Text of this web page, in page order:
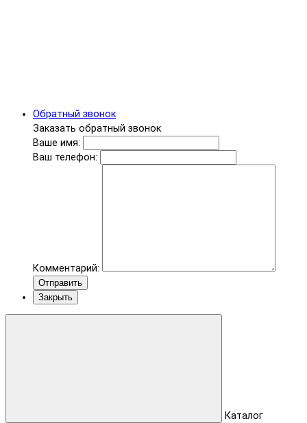
Обратный звонок
Заказать обратный звонок
Ваше имя:
Ваш телефон:
Комментарий:
Отправить
Закрыть
Каталог